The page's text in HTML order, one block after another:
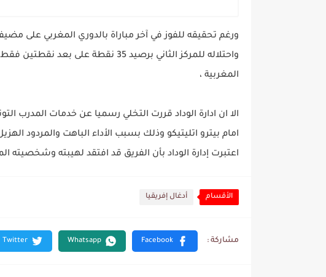
ورغم تحقيقه للفوز في آخر مباراة بالدوري المغربي على
واحتلاله للمركز الثاني برصيد 35
المغربية ،
الا ان ادارة الوداد قررت التخلي رسميا عن خدمات المدرب
امام بيترو اتليتيكو وذلك بسبب الأداء الباهت والمردود
اعتبرت إدارة الوداد بأن الفريق قد افتقد لهيبته وشخصيته
الأقسام أدغال إفريقيا